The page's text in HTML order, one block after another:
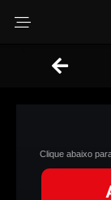
Clique abaixo